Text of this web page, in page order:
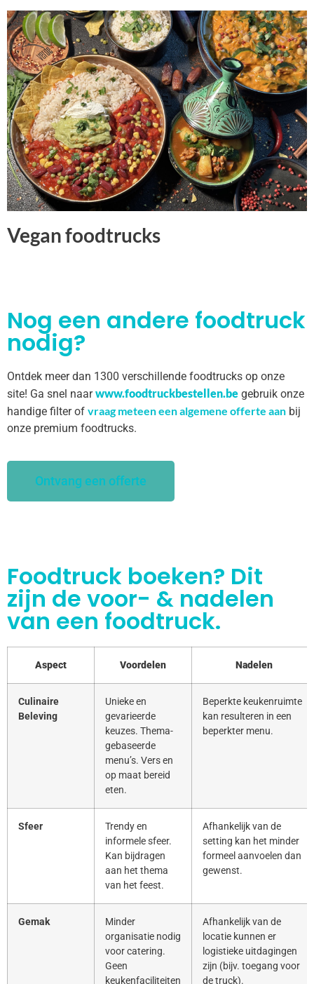
Vegan foodtrucks
Nog een andere foodtruck
nodig?
Ontdek meer dan 1300 verschillende foodtrucks op onze
site! Ga snel naarwww.foodtruckbestellen.be gebruik onze
handige filter of vraag meteen een algemene offerte aan bij
onze premium foodtrucks.
Ontvang een offerte
Foodtruck boeken? Dit
zijn de voor- & nadelen
van een foodtruck.
Aspect Voordelen Nadelen
Culinaire
Beleving
Unieke en
gevarieerde
keuzes. Thema-
gebaseerde
menu’s. Vers en
op maat bereid
eten.
Beperkte keukenruimte
kan resulteren in een
beperkter menu.
Sfeer
Trendy en
informele sfeer.
Kan bijdragen
aan het thema
van het feest.
Afhankelijk van de
setting kan het minder
formeel aanvoelen dan
gewenst.
Gemak
Minder
organisatie nodig
voor catering.
Geen
keukenfaciliteiten
Afhankelijk van de
locatie kunnen er
logistieke uitdagingen
zijn (bijv. toegang voor
de truck).